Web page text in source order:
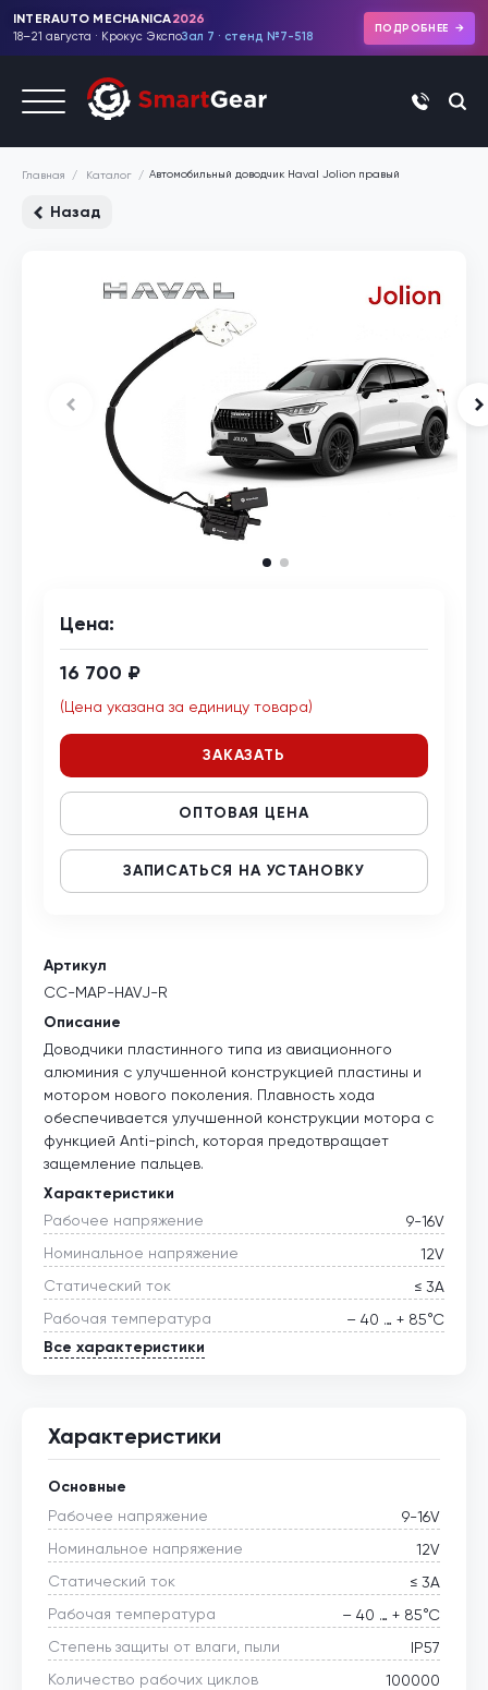
INTERAUTO MECHANICA2026
18–21 августа · Крокус ЭкспоЗал 7 · стенд №7-518
ПОДРОБНЕЕ
+7 (495)
Главная Каталог Автомобильный доводчик Haval Jolion правый
Назад
Артикул
CC-MAP-HAVJ-R
Описание
Доводчики пластинного типа из авиационного
алюминия с улучшенной конструкцией пластины и
мотором нового поколения. Плавность хода
обеспечивается улучшенной конструкции мотора с
функцией Anti-pinch, которая предотвращает
защемление пальцев.
Характеристики
Рабочее напряжение
9-16V
Номинальное напряжение
12V
Статический ток
≤ 3А
Рабочая температура
– 40 … + 85°С
Все характеристики
Цена:
16 700 ₽
(Цена указана за единицу товара)
ЗАКАЗАТЬ
ОПТОВАЯ ЦЕНА
ЗАПИСАТЬСЯ НА УСТАНОВКУ
Характеристики
Основные
Рабочее напряжение
9-16V
Номинальное напряжение
12V
Статический ток
≤ 3А
Рабочая температура
– 40 … + 85°С
Степень защиты от влаги, пыли
IP57
Количество рабочих циклов
100000